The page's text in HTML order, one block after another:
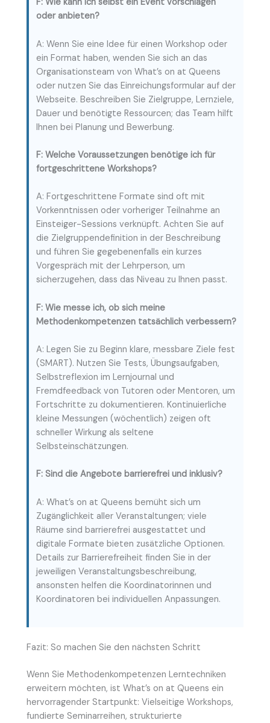
F: Wie kann ich selbst ein Event vorschlagen
oder anbieten?
A: Wenn Sie eine Idee für einen Workshop oder
ein Format haben, wenden Sie sich an das
Organisationsteam von What’s on at Queens
oder nutzen Sie das Einreichungsformular auf der
Webseite. Beschreiben Sie Zielgruppe, Lernziele,
Dauer und benötigte Ressourcen; das Team hilft
Ihnen bei Planung und Bewerbung.
F: Welche Voraussetzungen benötige ich für
fortgeschrittene Workshops?
A: Fortgeschrittene Formate sind oft mit
Vorkenntnissen oder vorheriger Teilnahme an
Einsteiger-Sessions verknüpft. Achten Sie auf
die Zielgruppendefinition in der Beschreibung
und führen Sie gegebenenfalls ein kurzes
Vorgespräch mit der Lehrperson, um
sicherzugehen, dass das Niveau zu Ihnen passt.
F: Wie messe ich, ob sich meine
Methodenkompetenzen tatsächlich verbessern?
A: Legen Sie zu Beginn klare, messbare Ziele fest
(SMART). Nutzen Sie Tests, Übungsaufgaben,
Selbstreflexion im Lernjournal und
Fremdfeedback von Tutoren oder Mentoren, um
Fortschritte zu dokumentieren. Kontinuierliche
kleine Messungen (wöchentlich) zeigen oft
schneller Wirkung als seltene
Selbsteinschätzungen.
F: Sind die Angebote barrierefrei und inklusiv?
A: What’s on at Queens bemüht sich um
Zugänglichkeit aller Veranstaltungen; viele
Räume sind barrierefrei ausgestattet und
digitale Formate bieten zusätzliche Optionen.
Details zur Barrierefreiheit finden Sie in der
jeweiligen Veranstaltungsbeschreibung,
ansonsten helfen die Koordinatorinnen und
Koordinatoren bei individuellen Anpassungen.
Fazit: So machen Sie den nächsten Schritt
Wenn Sie Methodenkompetenzen Lerntechniken
erweitern möchten, ist What’s on at Queens ein
hervorragender Startpunkt: Vielseitige Workshops,
fundierte Seminarreihen, strukturierte